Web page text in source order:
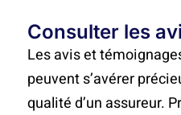
Consulter les
Les avis et
peuvent s’avérer
qualité d’un assureur.